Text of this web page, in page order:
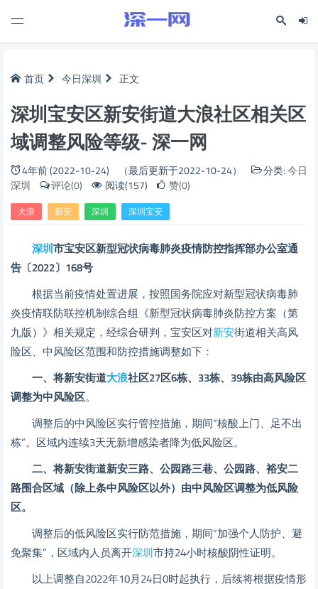
首页 今日深圳 正文
深圳宝安区新安街道大浪社区相关区
域调整风险等级- 深一网
4年前 (2022-10-24) （最后更新于2022-10-24） 分类:今日
深圳
评论(0) 阅读(157) 赞(0)
大浪 新安 深圳 深圳宝安
深圳市宝安区新型冠状病毒肺炎疫情防控指挥部办公室通
告 〔2022〕168号
根据当前疫情处置进展，按照国务院应对新型冠状病毒肺
炎疫情联防联控机制综合组《新型冠状病毒肺炎防控方案（第
九版）》相关规定，经综合研判，宝安区对新安街道相关高风
险区、中风险区范围和防控措施调整如下：
一、将新安街道大浪社区27区6栋、33栋、39栋由高风险区
调整为中风险区。
调整后的中风险区实行管控措施，期间“核酸上门、足不出
栋”。区域内连续3天无新增感染者降为低风险区。
二、将新安街道新安三路、公园路三巷、公园路、裕安二
路围合区域（除上条中风险区以外）由中风险区调整为低风险
区。
调整后的低风险区实行防范措施，期间“加强个人防护、避
免聚集”，区域内人员离开深圳市持24小时核酸阴性证明。
以上调整自2022年10月24日0时起执行，后续将根据疫情形